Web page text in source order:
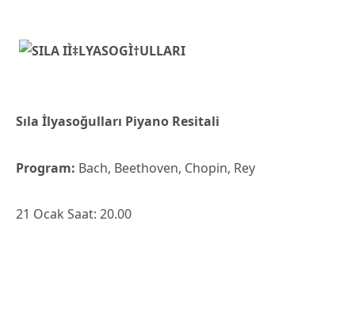
Sıla İlyasoğulları Piyano Resitali
Program: Bach, Beethoven, Chopin, Rey
21 Ocak Saat: 20.00